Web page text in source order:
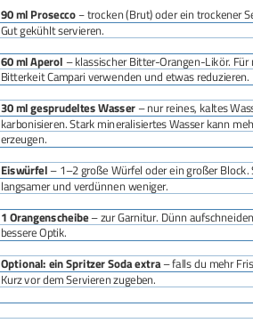
90 ml Prosecco– trocken (Brut) oder ein trockener
Gut gekühlt servieren.
60 ml Aperol – klassischer Bitter-Orangen-Likör. Für
Bitterkeit Campari verwenden und etwas reduzieren.
30 ml gesprudeltes Wasser– nur reines, kaltes
karbonisieren. Stark mineralisiertes Wasser kann
erzeugen.
Eiswürfel– 1–2 große Würfel oder ein großer Block.
langsamer und verdünnen weniger.
1 Orangenscheibe– zur Garnitur. Dünn
bessere Optik.
Optional: ein Spritzer Soda extra– falls du mehr
Kurz vor dem Servieren zugeben.